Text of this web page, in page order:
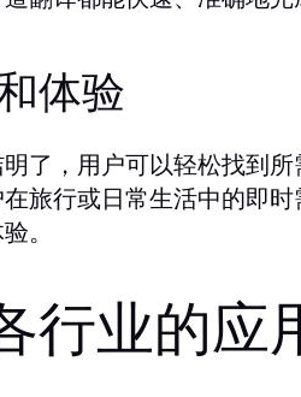
体验
了，用户可以轻松找到
旅行或日常生活中的即
。
行业的应